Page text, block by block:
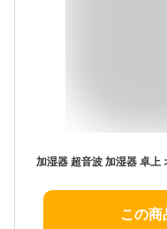
この商